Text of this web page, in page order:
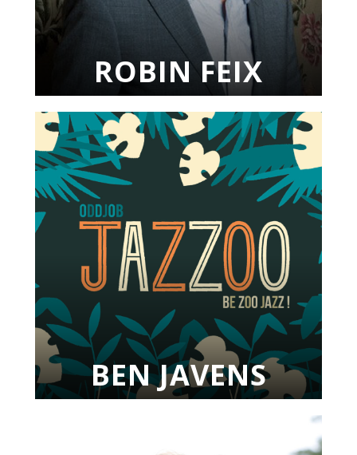
ROBIN FEIX
BEN JAVENS